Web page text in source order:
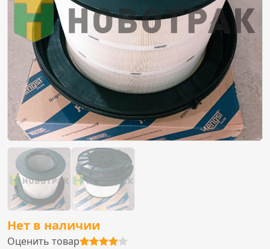
Нет в наличии
Оценить товар